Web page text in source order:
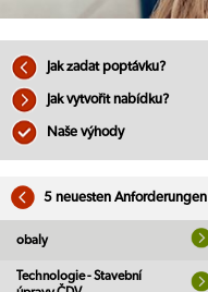
Jak zadat poptávku?
Jak vytvořit nabídku?
Naše výhody
5 neuesten Anforderungen
obaly
Technologie - Stavební